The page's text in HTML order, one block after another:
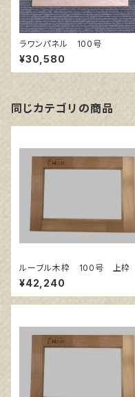
ラワンパネル 100号
¥30,580
同じカテゴリの商品
ルーブル木枠 100号 上枠
¥42,240